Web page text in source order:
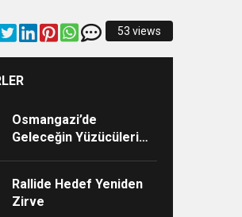
53 views
Osmangazi’de
Geleceğin Yüzücüleri
Rallide Hedef Yeniden
Zirve